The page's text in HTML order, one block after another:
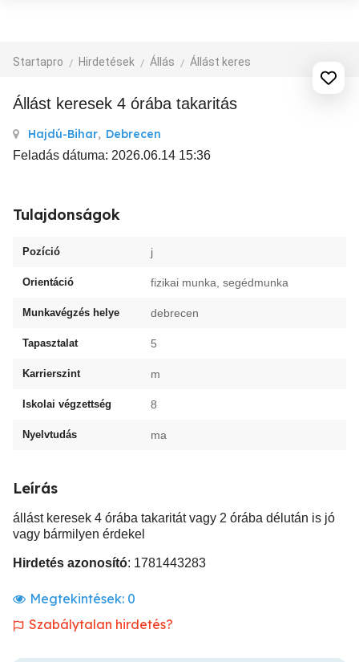
Startapro Hirdetések Állás Állást keres
állást keresek 4 órába takaritás
Hajdú-Bihar, Debrecen
Feladás dátuma: 2026.06.14 15:36
Tulajdonságok
Pozíció j
Orientáció fizikai munka, segédmunka
Munkavégzés helye debrecen
Tapasztalat 5
Karrierszint m
Iskolai végzettség 8
Nyelvtudás ma
Leírás
állást keresek 4 órába takaritát vagy 2 órába délután is jó
vagy bármilyen érdekel
Hirdetés azonosító: 1781443283
Megtekintések: 0
Szabálytalan hirdetés?